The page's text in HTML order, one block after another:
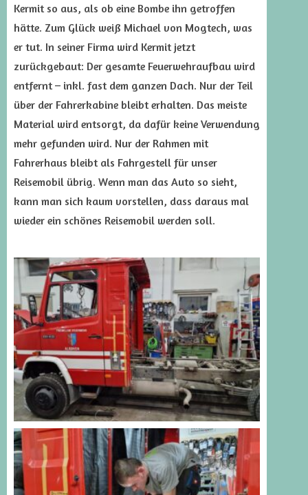
Kermit so aus, als ob eine Bombe ihn getroffen
hätte. Zum Glück weiß Michael von Mogtech, was
er tut. In seiner Firma wird Kermit jetzt
zurückgebaut: Der gesamte Feuerwehraufbau wird
entfernt – inkl. fast dem ganzen Dach. Nur der Teil
über der Fahrerkabine bleibt erhalten. Das meiste
Material wird entsorgt, da dafür keine Verwendung
mehr gefunden wird. Nur der Rahmen mit
Fahrerhaus bleibt als Fahrgestell für unser
Reisemobil übrig. Wenn man das Auto so sieht,
kann man sich kaum vorstellen, dass daraus mal
wieder ein schönes Reisemobil werden soll.